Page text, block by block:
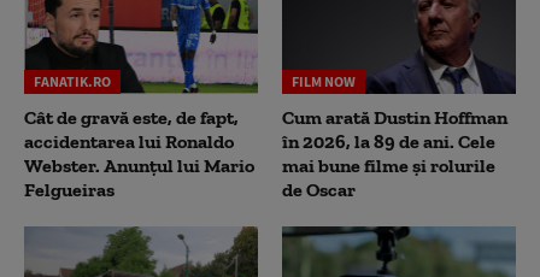
FANATIK.RO
Cât de gravă este, de fapt,
accidentarea lui Ronaldo
Webster. Anunțul lui Mario
Felgueiras
FILM NOW
Cum arată Dustin Hoffman
în 2026, la 89 de ani. Cele
mai bune filme și rolurile
de Oscar